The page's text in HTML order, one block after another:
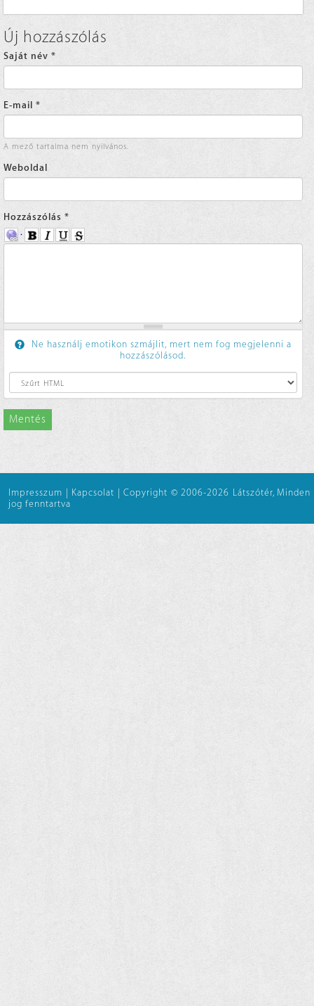
Új hozzászólás
Saját név *
E-mail *
A mező tartalma nem nyilvános.
Weboldal
Hozzászólás *
Ne használj emotikon szmájlit, mert nem fog megjelenni a
hozzászólásod.
Mentés
Impresszum | Kapcsolat | Copyright © 2006-2026 Látszótér, Minden
jog fenntartva